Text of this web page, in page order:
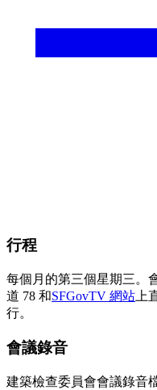
行程
每個月的第三個星期三。
道 78 和SFGovTV 網站 上
行。
會議錄音
建築檢查委員會會議錄音